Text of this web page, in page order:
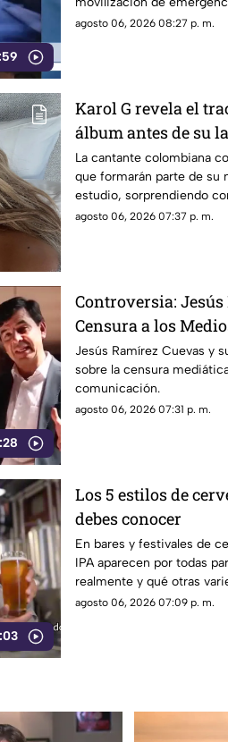
agosto 06, 2026 08:27 p. m.
Karol G revela el
álbum antes de su
la lista completa
La cantante colombiana
que formarán parte de su
estudio, sorprendiendo
internacionales.
agosto 06, 2026 07:37 p. m.
Controversia:
Censura a los
Jesús Ramírez Cuevas y
sobre la censura
comunicación.
agosto 06, 2026 07:31 p. m.
Los 5 estilos de
debes conocer
En bares y festivales de
IPA aparecen por todas
realmente y qué otras
mundo?
agosto 06, 2026 07:09 p. m.